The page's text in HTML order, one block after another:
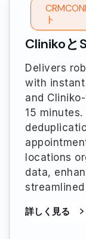
ト
Clinikoと
Delivers
with
and
15
locations
data,
詳しく見る